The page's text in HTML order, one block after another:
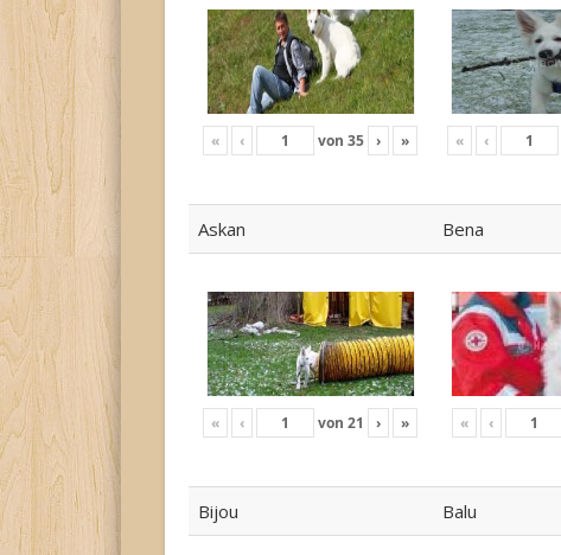
« ‹ von35 › » « ‹
Askan Bena
« ‹ von21 › » « ‹
Bijou Balu